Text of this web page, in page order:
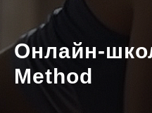
Онлайн-
Method